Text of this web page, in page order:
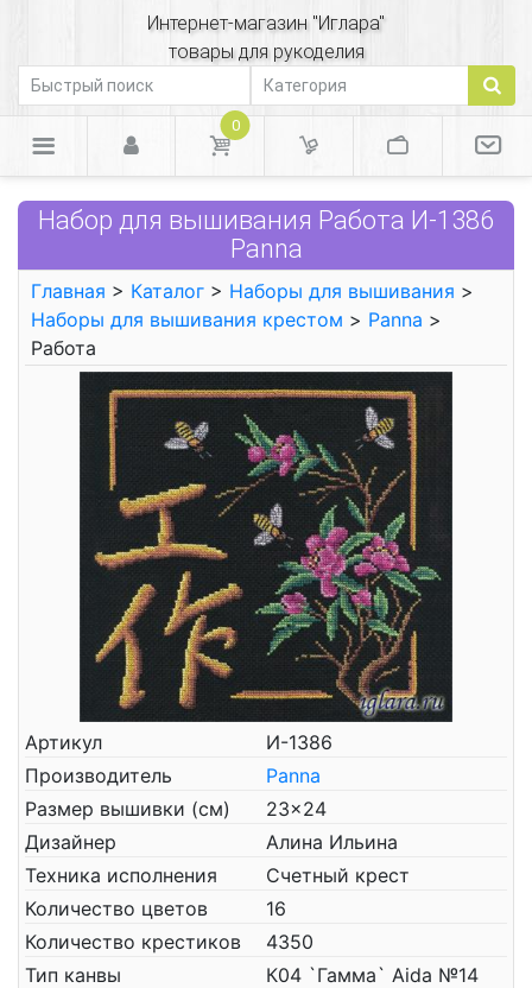
Интернет-магазин "Иглара"
товары для рукоделия
0
Набор для вышивания Работа И-1386
Panna
Главная > Каталог > Наборы для вышивания >
Наборы для вышивания крестом > Panna >
Работа
Артикул
И-1386
Производитель
Panna
Размер вышивки (см)
23x24
Дизайнер
Алина Ильина
Техника исполнения
Счетный крест
Количество цветов
16
Количество крестиков
4350
Тип канвы
К04 `Гамма` Aida №14